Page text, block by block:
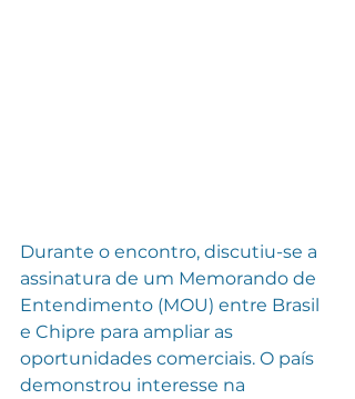
Durante o encontro, discutiu-se a
assinatura de um Memorando de
Entendimento (MOU) entre Brasil
e Chipre para ampliar as
oportunidades comerciais. O país
demonstrou interesse na